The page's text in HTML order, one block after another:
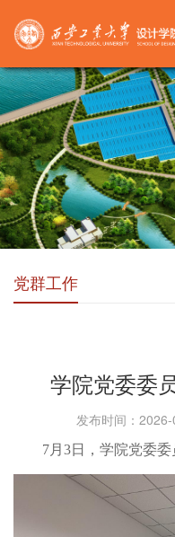
党群工作
学院党委委
发布时间：
7月3日，学院党委委